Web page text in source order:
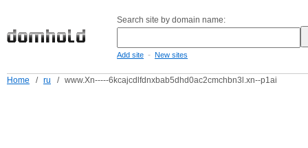
Search site by domain name:
Add site - New sites
Home / ru / www.Xn-----6kcajcdlfdnxbab5dhd0ac2cmchbn3l.xn--p1ai